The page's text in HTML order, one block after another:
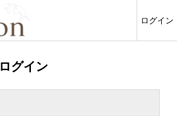
ログイン
ログイン